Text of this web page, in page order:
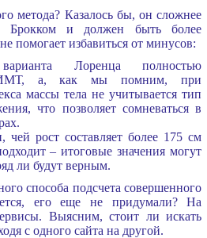
метода? Казалось бы, он сложнее
Брокком и должен быть более
помогает избавиться от минусов:
варианта Лоренца полностью
ИМТ, а, как мы помним, при
массы тела не учитывается тип
что позволяет сомневаться в
рост составляет более 175 см
– итоговые значения могут
ли будут верным.
способа подсчета совершенного
его еще не придумали? На
Выясним, стоит ли искать
с одного сайта на другой.